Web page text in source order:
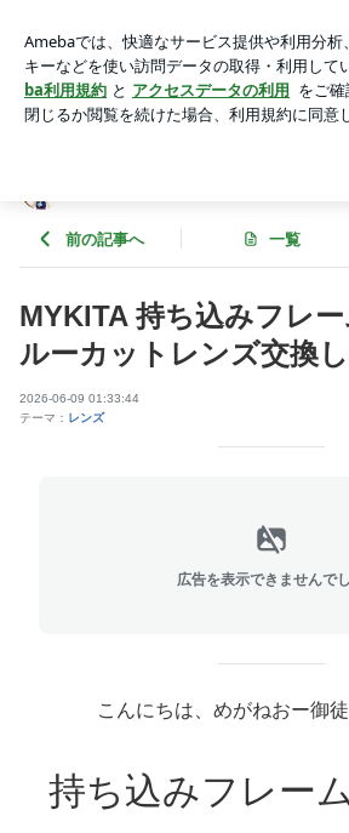
ました。 | 東京の激安メガネめがねお
アプリをダウンロードして ブログの更新通知
ょう。
前の記事へ 一覧
MYKITA 持ち込みフレ
ルーカットレンズ交換し
2026-06-09 01:33:44
テーマ： レンズ
広告を表示できませんで
こんにちは、めがねおー御徒
持ち込みフレー